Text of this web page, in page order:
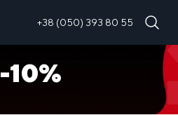
+38 (050) 393 80 55
UA
-10%